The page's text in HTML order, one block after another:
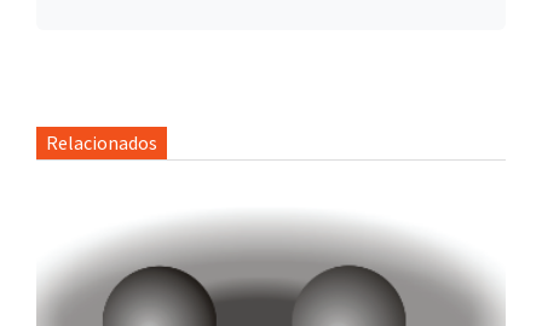
Relacionados